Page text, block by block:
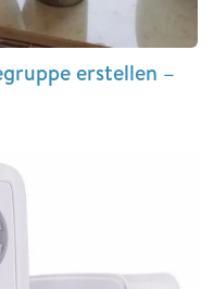
erstellen –